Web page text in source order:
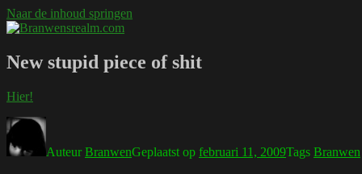
Naar de inhoud springen
New stupid piece of shit
Hier!
AuteurBranwenGeplaatst op februari 11, 2009Tags Branwen